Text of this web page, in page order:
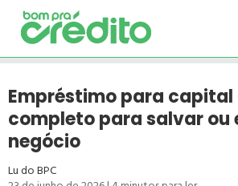
Empréstimo para capital
completo para salvar ou
negócio
Lu do BPC